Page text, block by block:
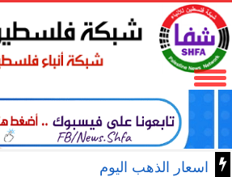
اسعار الذهب اليوم